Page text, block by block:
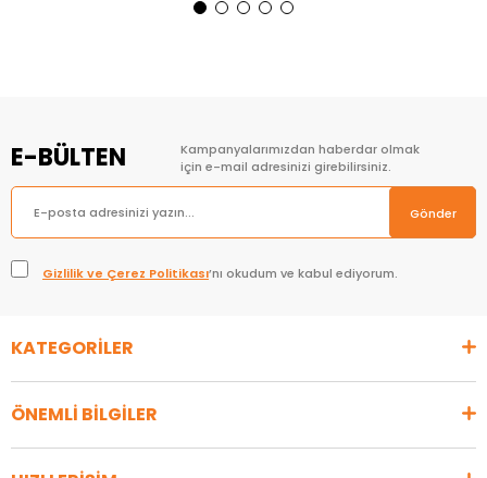
E-BÜLTEN
Kampanyalarımızdan haberdar olmak
için e-mail adresinizi girebilirsiniz.
Gönder
Gizlilik ve Çerez Politikası’nı okudum ve kabul ediyorum.
KATEGORİLER
ÖNEMLİ BİLGİLER